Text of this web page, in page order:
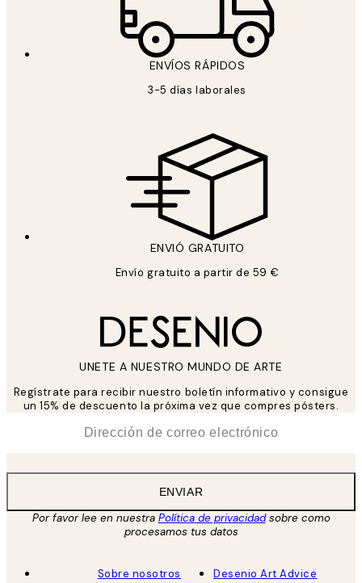
ENVÍOS RÁPIDOS
3-5 días laborales
ENVIÓ GRATUITO
Envío gratuito a partir de 59 €
UNETE A NUESTRO MUNDO DE ARTE
Regístrate para recibir nuestro boletín informativo y consigue
un 15% de descuento la próxima vez que compres pósters.
ENVIAR
Por favor lee en nuestra Política de privacidadsobre como
procesamos tus datos
Sobre nosotros
Desenio Art Advice